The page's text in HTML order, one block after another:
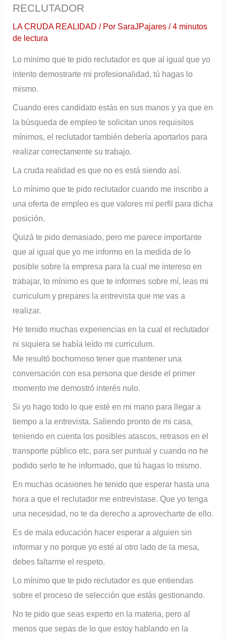
RECLUTADOR
LA CRUDA REALIDAD / Por SaraJPajares /4 minutos
de lectura
Lo mínimo que te pido reclutador es que al igual que yo
intento demostrarte mi profesionalidad, tú hagas lo
mismo.
Cuando eres candidato estás en sus manos y ya que en
la búsqueda de empleo te solicitan unos requisitos
mínimos, el reclutador también debería aportarlos para
realizar correctamente su trabajo.
La cruda realidad es que no es está siendo así.
Lo mínimo que te pido reclutador cuando me inscribo a
una oferta de empleo es que valores mi perfil para dicha
posición.
Quizá te pido demasiado, pero me parece importante
que al igual que yo me informo en la medida de lo
posible sobre la empresa para la cual me intereso en
trabajar, lo mínimo es que te informes sobre mí, leas mi
curriculum y prepares la entrevista que me vas a
realizar.
He tenido muchas experiencias en la cual el reclutador
ni siquiera se había leído mi curriculum.
Me resultó bochornoso tener que mantener una
conversación con esa persona que desde el primer
momento me demostró interés nulo.
Si yo hago todo lo que esté en mi mano para llegar a
tiempo a la entrevista. Saliendo pronto de mi casa,
teniendo en cuenta los posibles atascos, retrasos en el
transporte público etc, para ser puntual y cuando no he
podido serlo te he informado, que tú hagas lo mismo.
En muchas ocasiones he tenido que esperar hasta una
hora a que el reclutador me entrevistase. Que yo tenga
una necesidad, no te da derecho a aprovecharte de ello.
Es de mala educación hacer esperar a alguien sin
informar y no porque yo esté al otro lado de la mesa,
debes faltarme el respeto.
Lo mínimo que te pido reclutador es que entiendas
sobre el proceso de selección que estás gestionando.
No te pido que seas experto en la materia, pero al
menos que sepas de lo que estoy hablando en la
r
e
o
e
l
e
c
t
r
ó
n
i
c
o